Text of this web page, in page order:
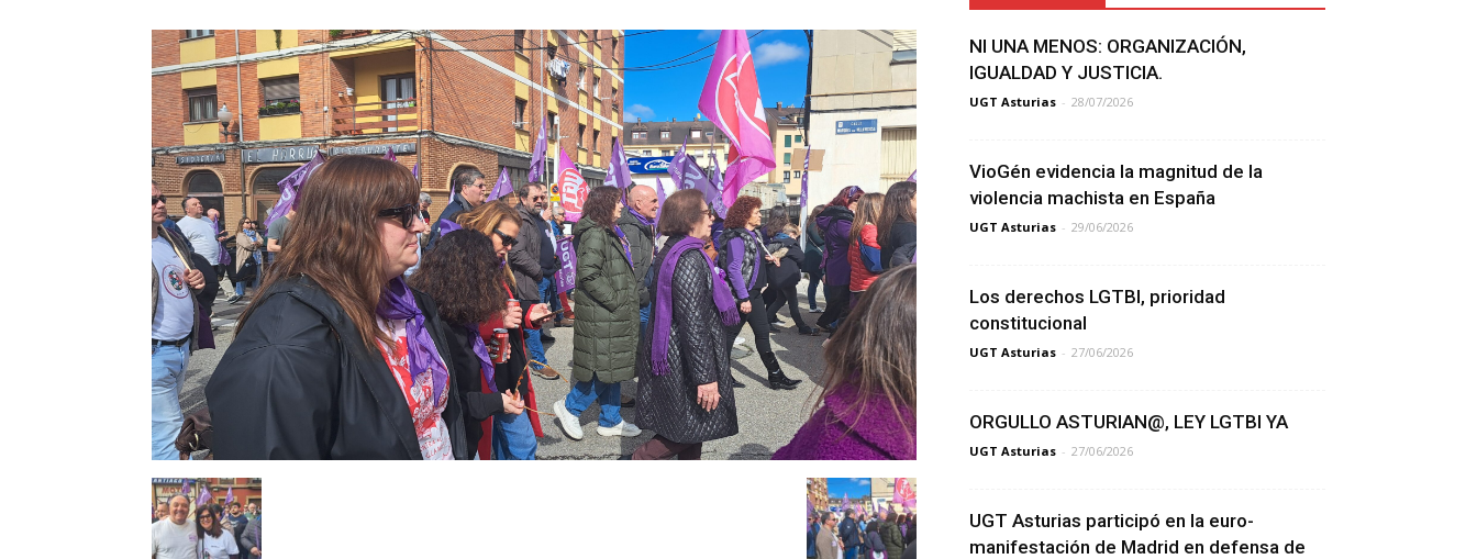
NI UNA MENOS: ORGANIZACIÓN,
IGUALDAD Y JUSTICIA.
UGT Asturias - 28/07/2026
VioGén evidencia la magnitud de la
violencia machista en España
UGT Asturias - 29/06/2026
Los derechos LGTBI, prioridad
constitucional
UGT Asturias - 27/06/2026
ORGULLO ASTURIAN@, LEY LGTBI YA
UGT Asturias - 27/06/2026
UGT Asturias participó en la euro-
manifestación de Madrid en defensa de